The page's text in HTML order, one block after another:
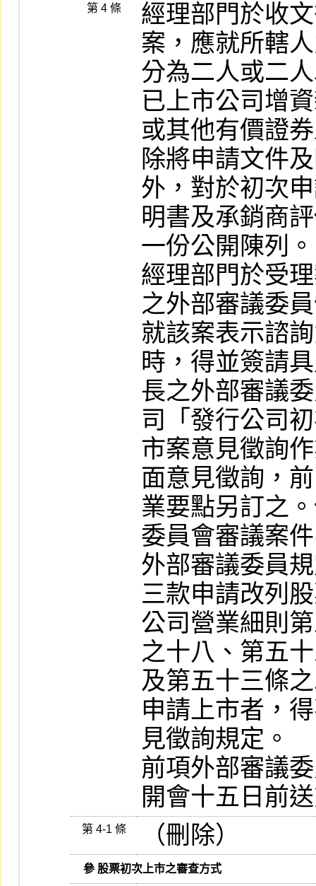
第 4 條
經理部門於收
案，應就所轄
分為二人或二
已上市公司增
或其他有價證
除將申請文件
外，對於初次
明書及承銷商
一份公開陳列。
經理部門於受
之外部審議委
就該案表示諮
時，得並簽請
長之外部審議
司「發行公司
市案意見徵詢
面意見徵詢，
業要點另訂之
委員會審議案
外部審議委員
三款申請改列
公司營業細則
之十八、第五
及第五十三條
申請上市者，
見徵詢規定。
前項外部審議
開會十五日前
第 4-1 條 （刪除）
   參 股票初次上市之審查方式